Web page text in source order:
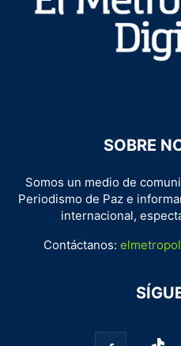
SOBRE
Somos un medio de
Periodismo de Paz e
internacional,
Contáctanos: